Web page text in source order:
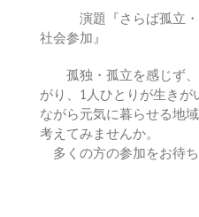
演題『さらば孤立・
社会参加』
孤独・孤立を感じず、
がり、1人ひとりが生き
ながら元気に暮らせる地
考えてみませんか。
多くの方の参加をお待ち